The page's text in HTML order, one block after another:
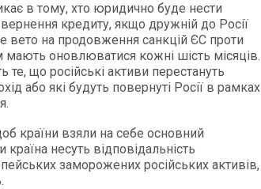
в тому, хто юридично буде нести
кредиту, якщо дружній до Росії
вето на продовження санкцій ЄС проти
мають оновлюватися кожні шість місяців.
що російські активи перестануть
або які будуть повернуті Росії в рамках
країни взяли на себе основний
несуть відповідальність
заморожених російських активів,